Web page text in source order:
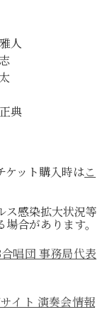
人
典
ケット購入時はこ
ス感染拡大状況等
合があります。
唱団 事務局代表
イト 演奏会情報